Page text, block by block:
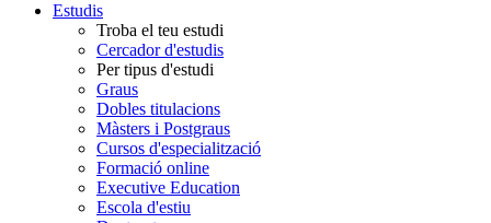
Estudis
Troba el teu estudi
Cercador d'estudis
Per tipus d'estudi
Graus
Dobles titulacions
Màsters i Postgraus
Cursos d'especialització
Formació online
Executive Education
Escola d'estiu